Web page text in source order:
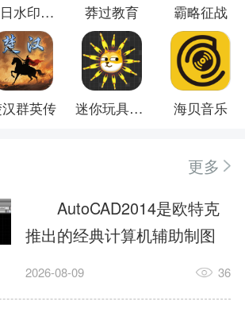
今日水印相机极简版 莽过教育 霸略征战
群英传 迷你玩具消消乐 海贝音乐
更多
AutoCAD2014是欧特克
推出的经典计算机辅助制图
工具，主打稳定2D施工图绘
2026-08-09 36